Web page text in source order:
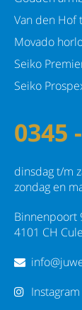
Van den Hof
Movado
Seiko
Seiko
0345
dinsdag t/m
zondag en
Binnenpoort
4101 CH
Instagram